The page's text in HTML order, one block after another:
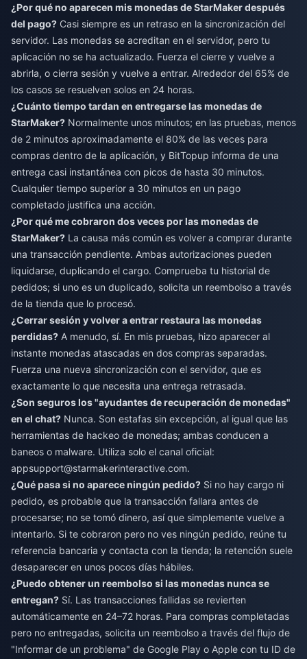
¿Por qué no aparecen mis monedas de StarMaker después
del pago? Casi siempre es un retraso en la sincronización del
servidor. Las monedas se acreditan en el servidor, pero tu
aplicación no se ha actualizado. Fuerza el cierre y vuelve a
abrirla, o cierra sesión y vuelve a entrar. Alrededor del 65% de
los casos se resuelven solos en 24 horas.
¿Cuánto tiempo tardan en entregarse las monedas de
StarMaker? Normalmente unos minutos; en las pruebas, menos
de 2 minutos aproximadamente el 80% de las veces para
compras dentro de la aplicación, y BitTopup informa de una
entrega casi instantánea con picos de hasta 30 minutos.
Cualquier tiempo superior a 30 minutos en un pago
completado justifica una acción.
¿Por qué me cobraron dos veces por las monedas de
StarMaker? La causa más común es volver a comprar durante
una transacción pendiente. Ambas autorizaciones pueden
liquidarse, duplicando el cargo. Comprueba tu historial de
pedidos; si uno es un duplicado, solicita un reembolso a través
de la tienda que lo procesó.
¿Cerrar sesión y volver a entrar restaura las monedas
perdidas? A menudo, sí. En mis pruebas, hizo aparecer al
instante monedas atascadas en dos compras separadas.
Fuerza una nueva sincronización con el servidor, que es
exactamente lo que necesita una entrega retrasada.
¿Son seguros los "ayudantes de recuperación de monedas"
en el chat? Nunca. Son estafas sin excepción, al igual que las
herramientas de hackeo de monedas; ambas conducen a
baneos o malware. Utiliza solo el canal oficial:
appsupport@starmakerinteractive.com.
¿Qué pasa si no aparece ningún pedido? Si no hay cargo ni
pedido, es probable que la transacción fallara antes de
procesarse; no se tomó dinero, así que simplemente vuelve a
intentarlo. Si te cobraron pero no ves ningún pedido, reúne tu
referencia bancaria y contacta con la tienda; la retención suele
desaparecer en unos pocos días hábiles.
¿Puedo obtener un reembolso si las monedas nunca se
entregan? Sí. Las transacciones fallidas se revierten
automáticamente en 24–72 horas. Para compras completadas
pero no entregadas, solicita un reembolso a través del flujo de
"Informar de un problema" de Google Play o Apple con tu ID de